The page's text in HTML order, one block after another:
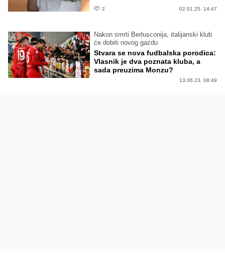
2 02.01.25. 14:47
Nakon smrti Berlusconija, italijanski klub
će dobiti novog gazdu
Stvara se nova fudbalska porodica:
Vlasnik je dva poznata kluba, a
sada preuzima Monzu?
13.06.23. 08:49